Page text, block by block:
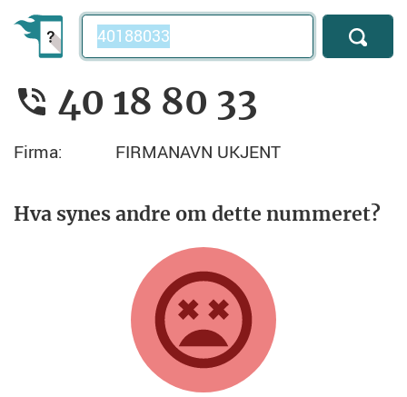
Telefonnummer
40 18 80 33
Firma: FIRMANAVN UKJENT
Hva synes andre om dette nummeret?